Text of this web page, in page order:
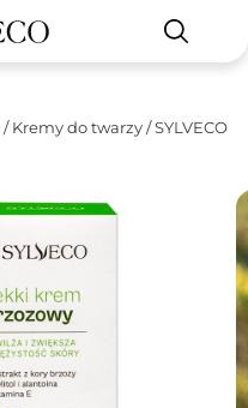
/Kremy do twarzy/ SYLVECO